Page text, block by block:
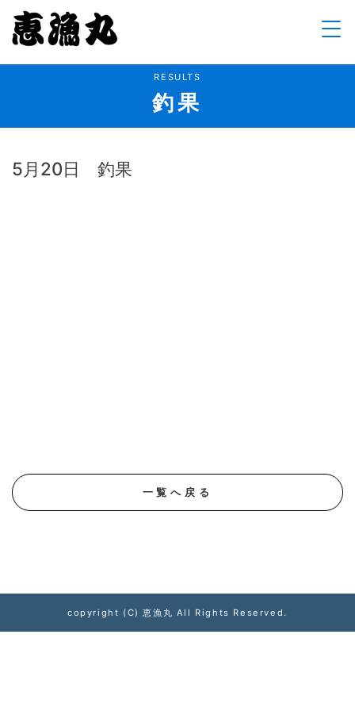
Skip
to
content
RESULTS
釣果
5月20日 釣果
一覧へ戻る
copyright (C) 恵漁丸 All Rights Reserved.